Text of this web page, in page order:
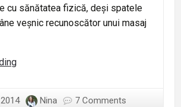
cu sănătatea fizică, deși spatele
veșnic recunoscător unui masaj
Am
Nina 7 Comments